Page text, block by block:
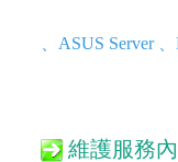
、ASUS Server
維護服務